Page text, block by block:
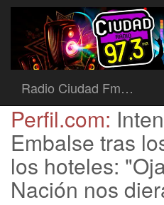
Radio Ciudad Fm…
Perfil.com:
Embalse tras
los hoteles:
Nación nos